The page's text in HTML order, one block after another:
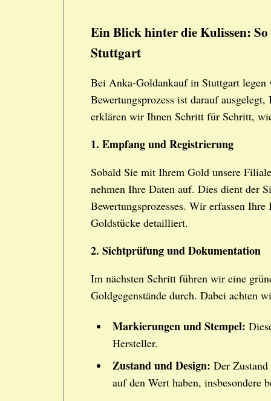
Ein Blick hinter die Kulissen:
Stuttgart
Bei Anka-Goldankauf in Stuttgart legen
Bewertungsprozess ist darauf
erklären wir Ihnen Schritt für Schritt,
1. Empfang und Registrierung
Sobald Sie mit Ihrem Gold unsere
nehmen Ihre Daten auf. Dies dient der
Bewertungsprozesses. Wir erfassen
Goldstücke detailliert.
2. Sichtprüfung und Dokumentation
Im nächsten Schritt führen wir eine
Goldgegenstände durch. Dabei achten
Markierungen und Stempel:
Hersteller.
Zustand und Design: Der
auf den Wert haben, insbesondere